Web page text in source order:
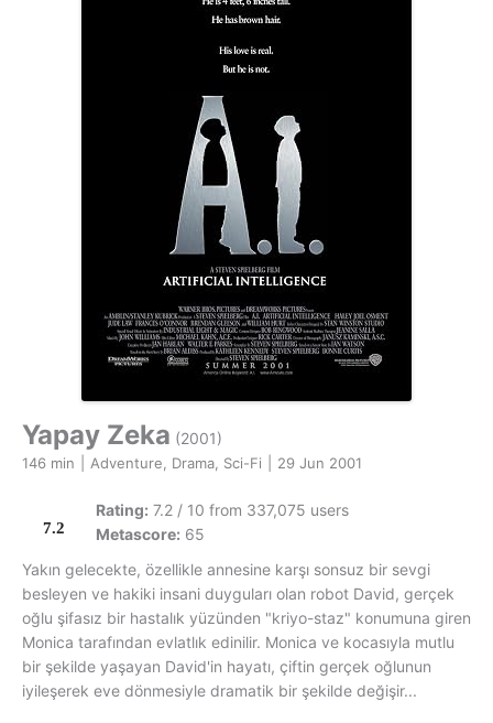
Yapay Zeka (2001)
146 min Adventure, Drama, Sci-Fi 29 Jun 2001
7.2
Rating: 7.2 / 10 from 337,075 users
Metascore: 65
Yakın gelecekte, özellikle annesine karşı sonsuz bir sevgi
besleyen ve hakiki insani duyguları olan robot David, gerçek
oğlu şifasız bir hastalık yüzünden "kriyo-staz" konumuna giren
Monica tarafından evlatlık edinilir. Monica ve kocasıyla mutlu
bir şekilde yaşayan David'in hayatı, çiftin gerçek oğlunun
iyileşerek eve dönmesiyle dramatik bir şekilde değişir...